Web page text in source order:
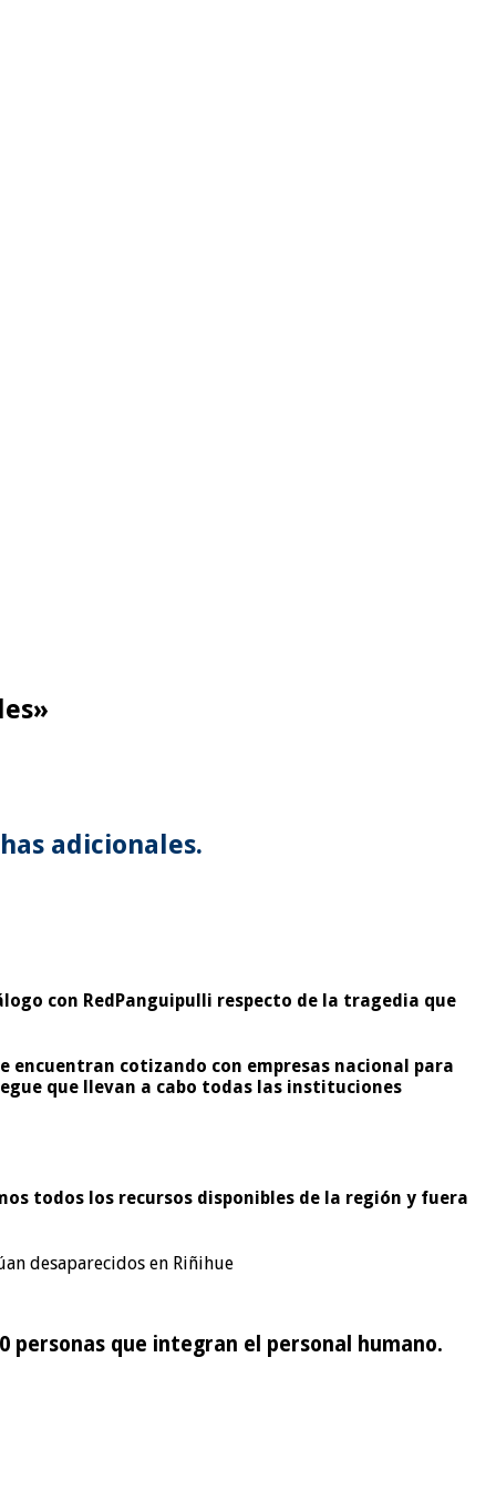
adicionales.
con RedPanguipulli respecto de la tragedia que
encuentran cotizando con empresas nacional para
que llevan a cabo todas las instituciones
todos los recursos disponibles de la región y fuera
desaparecidos en Riñihue
personas que integran el personal humano.